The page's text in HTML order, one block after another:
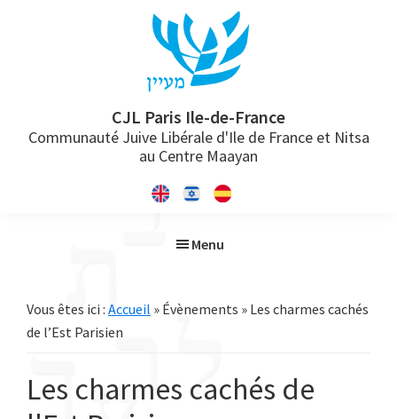
principale
CJL Paris Ile-de-France
Communauté Juive Libérale d'Ile de France et Nitsa
au Centre Maayan
Menu
Vous êtes ici : Accueil » Évènements » Les charmes cachés
de l’Est Parisien
Les charmes cachés de